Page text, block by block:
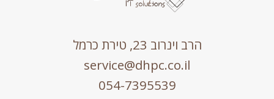
הרב וינרוב 23, טירת כרמל
service@dhpc.co.il
054-7395539